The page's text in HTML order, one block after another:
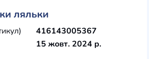
ляльки
416143005367
15 жовт. 2024 р.